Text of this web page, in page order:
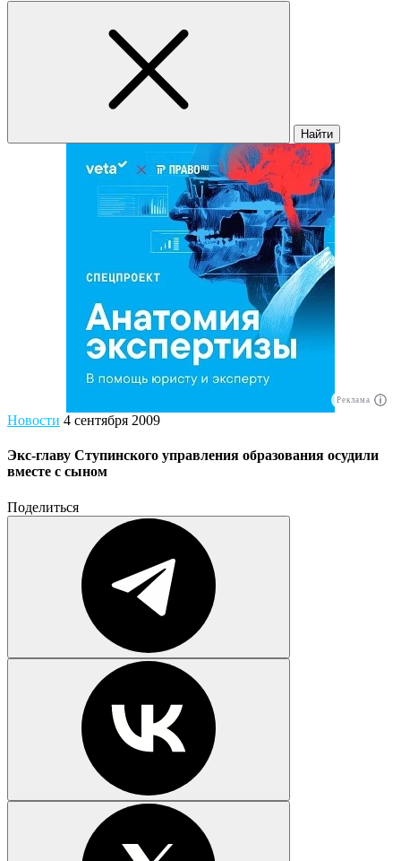
Найти
Реклама
Новости 4 сентября 2009
Экс-главу Ступинского управления образования осудили
вместе с сыном
Поделиться